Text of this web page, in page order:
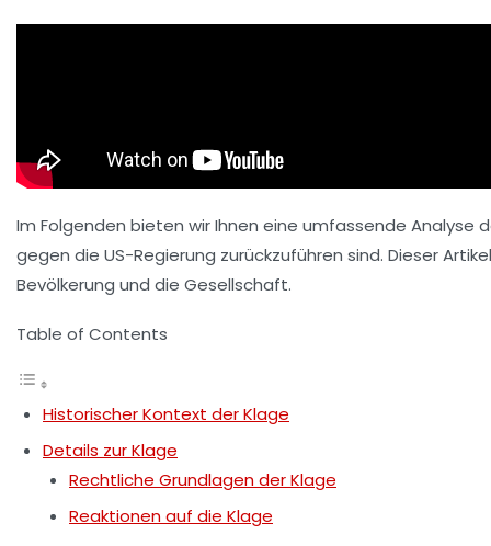
Im Folgenden bieten wir Ihnen eine umfassende Analyse
gegen die US-Regierung zurückzuführen sind. Dieser
Bevölkerung und die Gesellschaft.
Table of Contents
Historischer Kontext der Klage
Details zur Klage
Rechtliche Grundlagen der Klage
Reaktionen auf die Klage